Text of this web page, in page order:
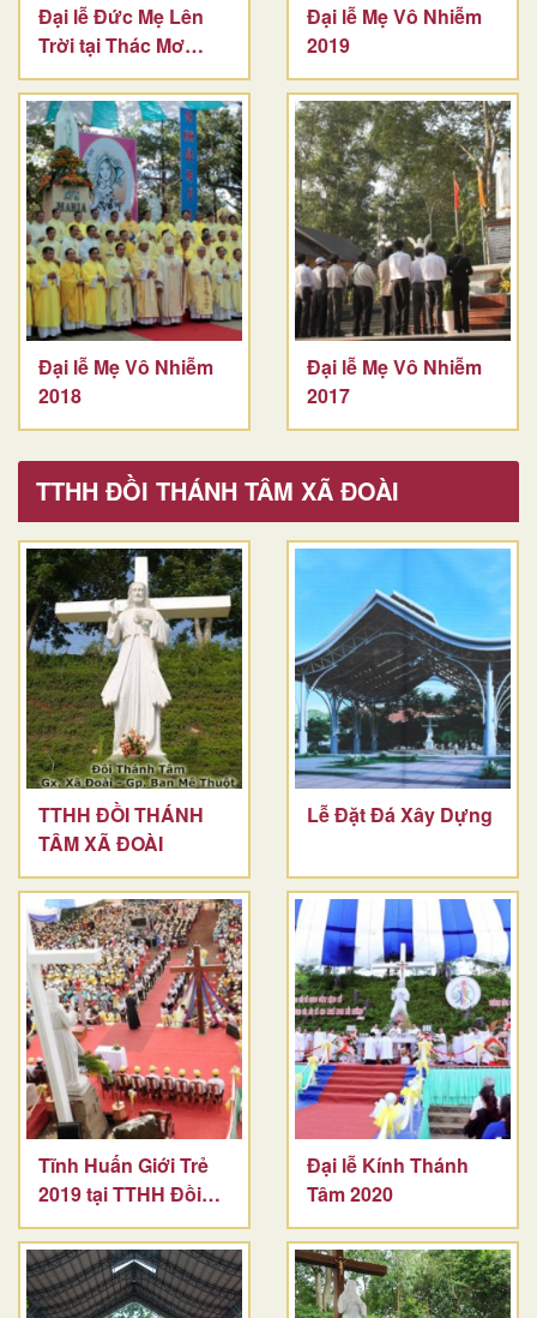
Đại lễ Đức Mẹ Lên
Trời tại Thác Mơ
-2023
Đại lễ Mẹ Vô Nhiễm
2019
Đại lễ Mẹ Vô Nhiễm
2018
Đại lễ Mẹ Vô Nhiễm
2017
TTHH ĐỒI THÁNH TÂM XÃ ĐOÀI
TTHH ĐỒI THÁNH
TÂM XÃ ĐOÀI
Lễ Đặt Đá Xây Dựng
Tĩnh Huấn Giới Trẻ
2019 tại TTHH Đồi
Thánh Tâm
Đại lễ Kính Thánh
Tâm 2020